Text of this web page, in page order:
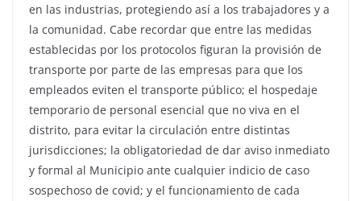
en las industrias, protegiendo así a los trabajadores y a
la comunidad. Cabe recordar que entre las medidas
establecidas por los protocolos figuran la provisión de
transporte por parte de las empresas para que los
empleados eviten el transporte público; el hospedaje
temporario de personal esencial que no viva en el
distrito, para evitar la circulación entre distintas
jurisdicciones; la obligatoriedad de dar aviso inmediato
y formal al Municipio ante cualquier indicio de caso
sospechoso de covid; y el funcionamiento de cada